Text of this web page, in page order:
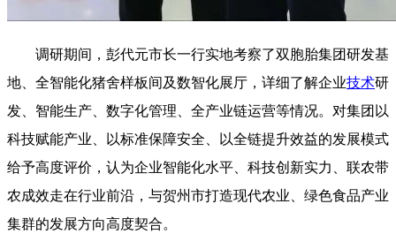
调研期间，彭代元市长一行实地考察了双胞胎集团研发基
地、全智能化猪舍样板间及数智化展厅，详细了解企业技术研
发、智能生产、数字化管理、全产业链运营等情况。对集团以
科技赋能产业、以标准保障安全、以全链提升效益的发展模式
给予高度评价，认为企业智能化水平、科技创新实力、联农带
农成效走在行业前沿，与贺州市打造现代农业、绿色食品产业
集群的发展方向高度契合。